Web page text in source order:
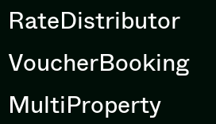
RateDistributor
VoucherBooking
MultiProperty